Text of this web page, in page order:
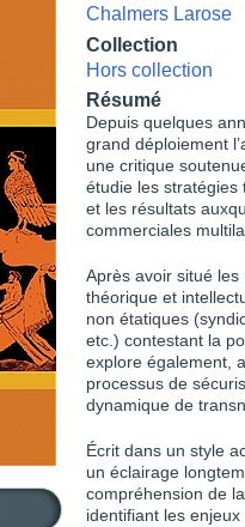
Chalmers Larose
Collection
Hors collection
Résumé
Depuis quelques
grand déploiement
une critique
étudie les stratégies
et les résultats
commerciales
Après avoir situé
théorique et
non étatiques
etc.) contestant la
explore également,
processus de
dynamique de
Écrit dans un style
un éclairage
compréhension de
identifiant les